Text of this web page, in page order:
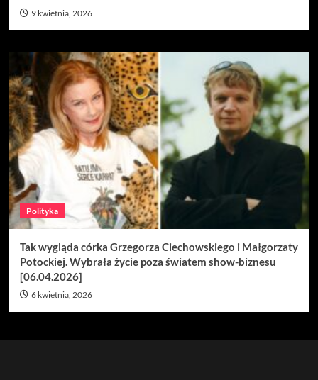
9 kwietnia, 2026
Polityka
Tak wygląda córka Grzegorza Ciechowskiego i Małgorzaty
Potockiej. Wybrała życie poza światem show-biznesu
[06.04.2026]
6 kwietnia, 2026